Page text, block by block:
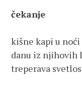
čekanje
kišne kapi u noći
danu iz njihovih
treperava